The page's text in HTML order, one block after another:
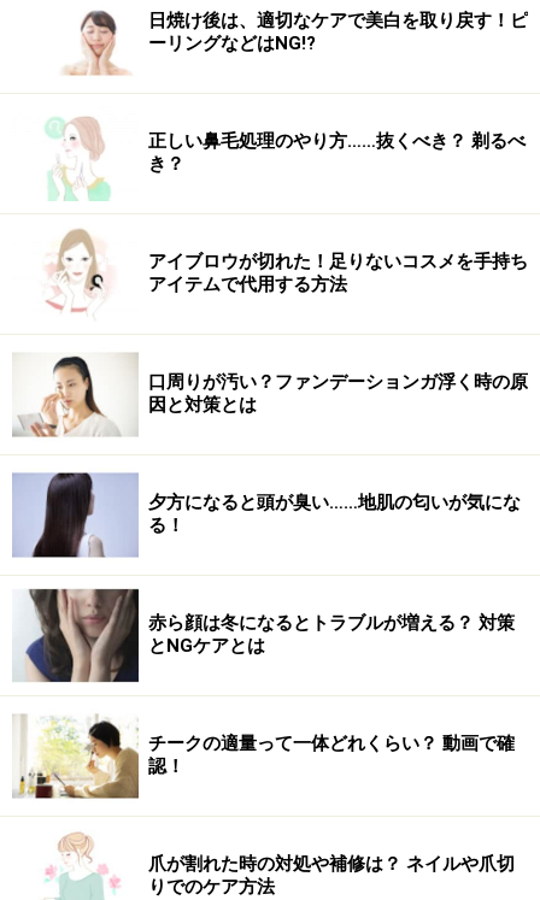
Q3. 最近のヘアカラーのトレンドを教えて
ください。
トレンドのヘアカラーは？
ツヤ感が出るボルドーがかなり注目です。これから春夏
にかけてはアッシュ、白っぽい色、薄めのアッシュが人
気。全体に淡いトーンが人気の予感。
カラー剤の進化によって、日本人特有の赤みを抑えた、
透き通るような質感のアッシュカラーも可能になってき
ました。 柔らかさや抜け感を出したい方におすすめで
す。
日焼け後は、適切なケアで美白を取り戻す！ピ
ーリングなどはNG!?
正しい鼻毛処理のやり方……抜くべき？ 剃るべ
き？
アイブロウが切れた！足りないコスメを手持ち
アイテムで代用する方法
口周りが汚い？ファンデーションガ浮く時の原
因と対策とは
夕方になると頭が臭い……地肌の匂いが気にな
る！
赤ら顔は冬になるとトラブルが増える？ 対策
とNGケアとは
チークの適量って一体どれくらい？ 動画で確
認！
爪が割れた時の対処や補修は？ ネイルや爪切
りでのケア方法